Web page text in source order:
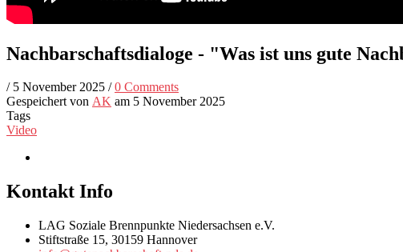
Nachbarschaftsdialoge - "Was ist uns gute
/ 5 November 2025 /0 Comments
Gespeichert von AK am 5 November 2025
Tags
Video
Kontakt Info
LAG Soziale Brennpunkte Niedersachsen e.V.
Stiftstraße 15, 30159 Hannover